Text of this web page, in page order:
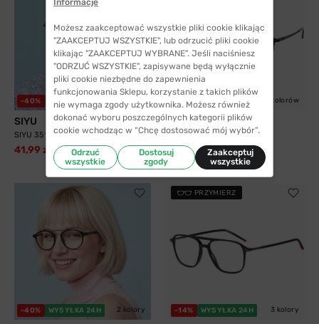
-40% WYSYŁKA 24H 2 kolory
SIYU
SIYU 35117 C9
41,99 zł 69,99 zł
WYSYŁKA 24H 5 kolorów
Solano
Solano 10204 B z nakładką
przeciwsłoneczną z...
299,99 zł
-40% WYSYŁKA 24H 2 kolory
PRZYMIERZ
-14% WYSYŁKA 24H 3 kolory
Możesz zaakceptować wszystkie pliki cookie klikając
"ZAAKCEPTUJ WSZYSTKIE", lub odrzucić pliki cookie
klikając "ZAAKCEPTUJ WYBRANE". Jeśli naciśniesz
"ODRZUĆ WSZYSTKIE", zapisywane będą wyłącznie
pliki cookie niezbędne do zapewnienia
funkcjonowania Sklepu, korzystanie z takich plików
nie wymaga zgody użytkownika. Możesz również
dokonać wyboru poszczególnych kategorii plików
cookie wchodząc w “Chcę dostosować mój wybór”.
Odrzuć
wszystkie
Dostosuj
zgody
Zaakceptuj
wszystkie